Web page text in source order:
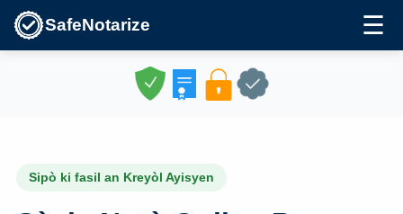
SafeNotarize ☰
Sipò ki fasil an Kreyòl Ayisyen